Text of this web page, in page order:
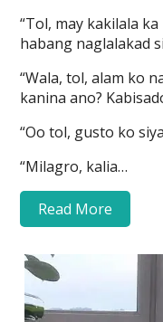
“Tol, may kakilala ka
habang naglalakad
“Wala, tol, alam ko
kanina ano?
“Oo tol, gusto ko
“Milagro, kalia…
Read More